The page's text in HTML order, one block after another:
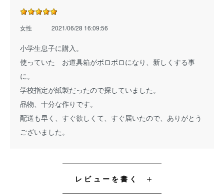
女性 2021/06/28 16:09:56
小学生息子に購入。
使っていた お道具箱がボロボロになり、新しくする事
に。
学校指定が紙製だったので探していました。
品物、十分な作りです。
配送も早く、すぐ欲しくて、すぐ届いたので、ありがとう
ございました。
レビューを書く